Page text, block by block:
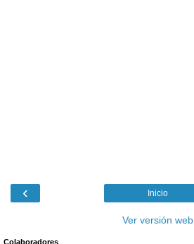
‹ Inicio
Ver versión web
Colaboradores